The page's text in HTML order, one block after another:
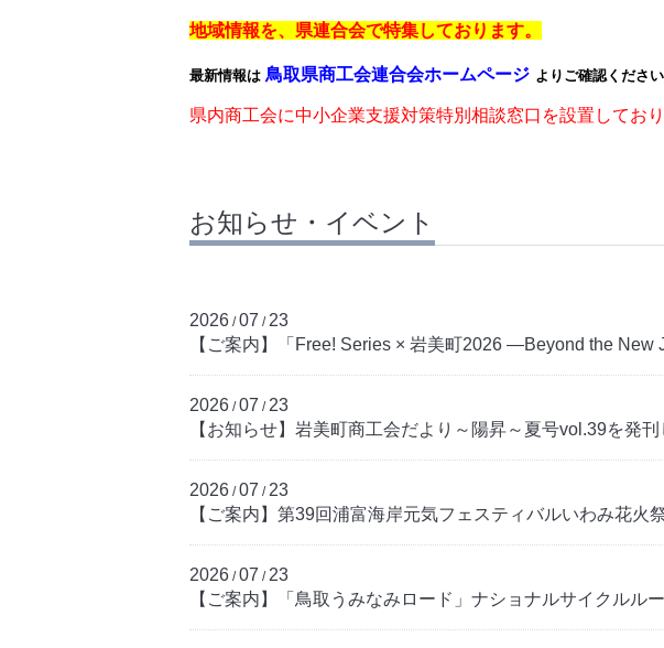
地域情報を、県連合会で特集しております。
最新情報は 鳥取県商工会連合会ホームページ よりご確認ください
県内商工会に中小企業支援対策特別相談窓口を設置しており
お知らせ・イベント
2026 /07 / 23
【ご案内】「Free! Series × 岩美町2026 ―Beyond the
2026 /07 / 23
【お知らせ】岩美町商工会だより～陽昇～夏号vol.39を発刊
2026 /07 / 23
【ご案内】第39回浦富海岸元気フェスティバルいわみ花火
2026 /07 / 23
【ご案内】「鳥取うみなみロード」ナショナルサイクルル